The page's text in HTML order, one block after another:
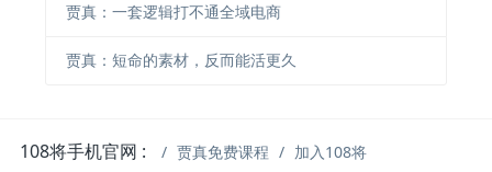
贾真：一套逻辑打不通全域电商
贾真：短命的素材，反而能活更久
108将手机官网 : 贾真免费课程 加入108将